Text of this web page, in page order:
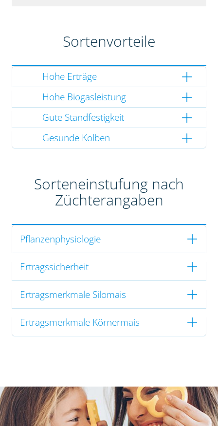
Sortenvorteile
Hohe Erträge
Hohe Biogasleistung
Gute Standfestigkeit
Gesunde Kolben
Sorteneinstufung nach
Züchterangaben
Pflanzenphysiologie
Ertragssicherheit
Ertragsmerkmale Silomais
Ertragsmerkmale Körnermais